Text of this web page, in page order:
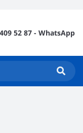
52 87 - WhatsApp